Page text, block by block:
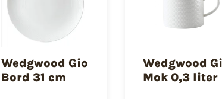
Wedgwood Gio
Bord 31 cm
Wedgwood
Mok 0,3 liter